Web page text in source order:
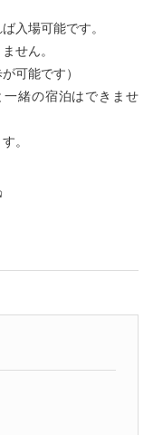
⼊場可能です。
せん。
可能です）
緒の宿泊はできませ
。